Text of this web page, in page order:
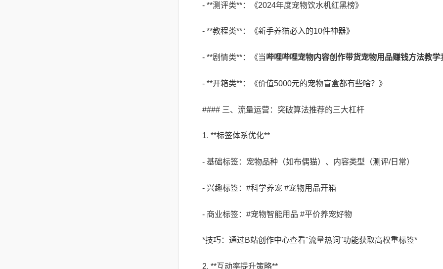
- **测评类**：《2024年度宠物饮水机红黑榜》
- **教程类**：《新手养猫必入的10件神器》
- **剧情类**：《当哔哩哔哩宠物内容创作带货宠物用品赚钱方法教学
- **开箱类**：《价值5000元的宠物盲盒都有些啥？》
#### 三、流量运营：突破算法推荐的三大杠杆
1. **标签体系优化**
- 基础标签：宠物品种（如布偶猫）、内容类型（测评/日常）
- 兴趣标签：#科学养宠 #宠物用品开箱
- 商业标签：#宠物智能用品 #平价养宠好物
*技巧：通过B站创作中心查看"流量热词"功能获取高权重标签*
2. **互动率提升策略**